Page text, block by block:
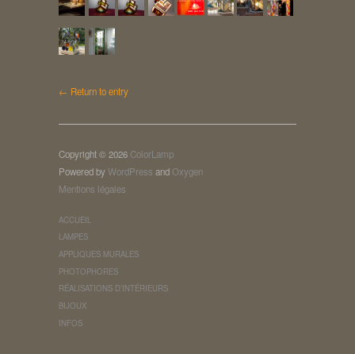
← Return to entry
Copyright © 2026 ColorLamp
Powered byWordPress andOxygen
Mentions légales
ACCUEIL
LAMPES
APPLIQUES MURALES
PHOTOPHORES
RÉALISATIONS D’INTÉRIEURS
BIJOUX
INFOS